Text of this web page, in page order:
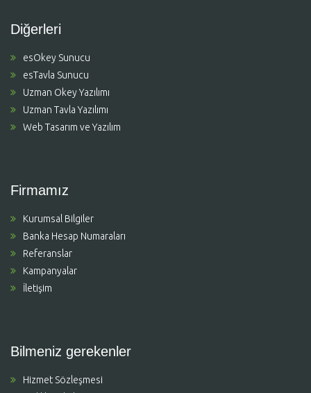
Diğerleri
esOkey Sunucu
esTavla Sunucu
Uzman Okey Yazılımı
Uzman Tavla Yazılımı
Web Tasarım ve Yazılım
Firmamız
Kurumsal Bilgiler
Banka Hesap Numaraları
Referanslar
Kampanyalar
İletişim
Bilmeniz gerekenler
Hizmet Sözleşmesi